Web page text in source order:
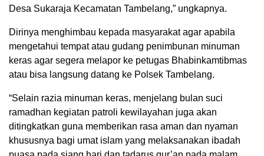
Desa Sukaraja Kecamatan Tambelang,” ungkapnya.
Dirinya menghimbau kepada masyarakat agar apabila
mengetahui tempat atau gudang penimbunan minuman
keras agar segera melapor ke petugas Bhabinkamtibmas
atau bisa langsung datang ke Polsek Tambelang.
“Selain razia minuman keras, menjelang bulan suci
ramadhan kegiatan patroli kewilayahan juga akan
ditingkatkan guna memberikan rasa aman dan nyaman
khususnya bagi umat islam yang melaksanakan ibadah